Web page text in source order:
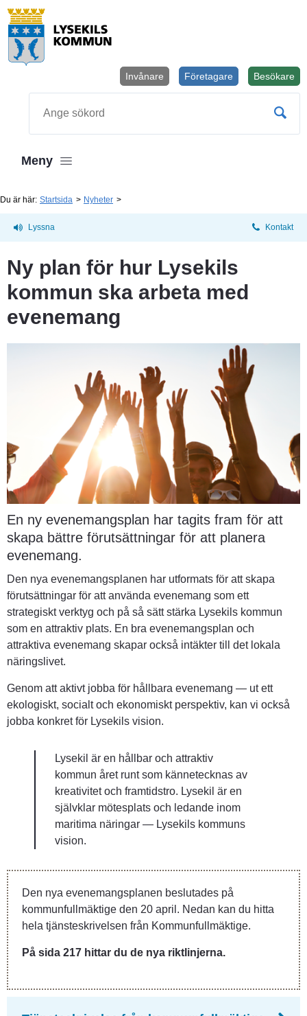
Besökare
Företagare
Invånare
Meny
Du är här: Startsida Nyheter
Lyssna Kontakt
Ny plan för hur Lysekils
kommun ska arbeta med
evenemang
En ny evenemangsplan har tagits fram för att
skapa bättre förutsättningar för att planera
evenemang.
Den nya evenemangsplanen har utformats för att skapa
förutsättningar för att använda evenemang som ett
strategiskt verktyg och på så sätt stärka Lysekils kommun
som en attraktiv plats. En bra evenemangsplan och
attraktiva evenemang skapar också intäkter till det lokala
näringslivet.
Genom att aktivt jobba för hållbara evenemang — ut ett
ekologiskt, socialt och ekonomiskt perspektiv, kan vi också
jobba konkret för Lysekils vision.
Lysekil är en hållbar och attraktiv
kommun året runt som kännetecknas av
kreativitet och framtidstro. Lysekil är en
självklar mötesplats och ledande inom
maritima näringar — Lysekils kommuns
vision.
Den nya evenemangsplanen beslutades på
kommunfullmäktige den 20 april. Nedan kan du hitta
hela tjänsteskrivelsen från Kommunfullmäktige.
På sida 217 hittar du de nya riktlinjerna.